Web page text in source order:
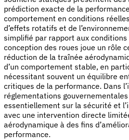
prédiction exacte de la
comportement en conditions
d’effets rotatifs et de
simplifié par rapport aux conditions
conception des roues joue un rôle
réduction de la traînée
d’un comportement stable, en
nécessitant souvent un équilibre
critiques de la performance. Dans
réglementations
essentiellement sur la sécurité et
avec une intervention directe
aérodynamique à des fins
performance.